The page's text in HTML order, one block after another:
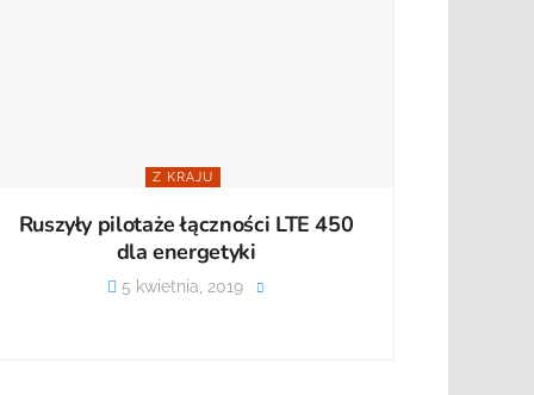
Z KRAJU
Ruszyły pilotaże łączności LTE 450
dla energetyki
5 kwietnia, 2019